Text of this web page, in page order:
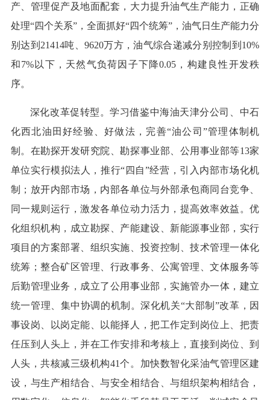
产、管理促产及地面配套，大力提升油气生产能力，正确
处理“四个关系”，全面抓好“四个统筹”，油气日生产能力分
别达到21414吨、9620万方，油气综合递减分别控制到10%
和7%以下，天然气负荷因子下降0.05，构建良性开发秩
序。
深化改革促转型。学习借鉴中海油天津分公司、中石
化西北油田好经验、好做法，完善“油公司”管理体制机
制。在勘探开发研究院、勘探事业部、公用事业部等13家
单位实行模拟法人，推行“四自”经营，引入内部市场化机
制；放开内部市场，内部各单位与外部承包商同台竞争、
同一规则运行，激发各单位动力活力，提高效率效益。优
化组织机构，成立勘探、产能建设、新能源事业部，实行
项目的方案部署、组织实施、投资控制、技术管理一体化
统筹；整合矿区管理、行政事务、公寓管理、文体服务等
后勤管理业务，成立了公用事业部，实施管办一体，建立
统一管理、集中协调的机制。深化机关“大部制”改革，因
事设岗、以岗定能、以能择人，把工作定到岗位上、把责
任压到人头上，并在工作安排和考核上，直接到岗位、到
人头，共核减三级机构41个。加快数智化采油气管理区建
设，与生产相结合、与安全相结合、与组织架构相结合，